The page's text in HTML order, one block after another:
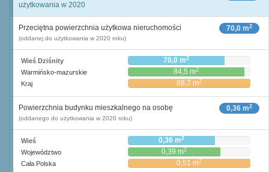
użytkowania w 2020
70,0 m2
Przeciętna powierzchnia użytkowa nieruchomości
(oddanej do użytkowania w 2020 roku)
Wieś Dziśnity 70,0 m2
Warmińsko-mazurskie 84,5 m2
Kraj 88,7 m2
0,36 m2
Powierzchnia budynku mieszkalnego na osobę
(oddanego do użytkowania w 2020 roku)
Wieś 0,36 m2
Województwo 0,39 m2
Cała Polska 0,51 m2